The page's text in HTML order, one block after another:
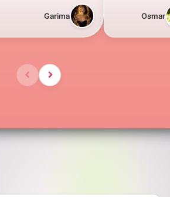
Garima Osmar